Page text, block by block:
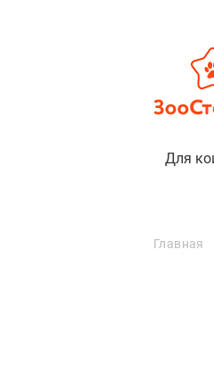
Для
Главная